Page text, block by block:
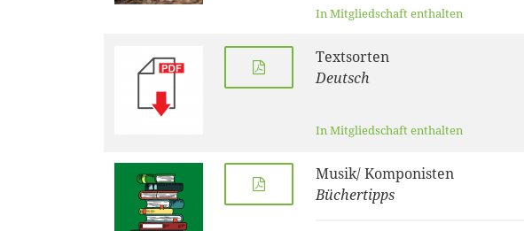
In Mitgliedschaft enthalten
Textsorten
Deutsch
In Mitgliedschaft enthalten
Musik/ Komponisten
Büchertipps